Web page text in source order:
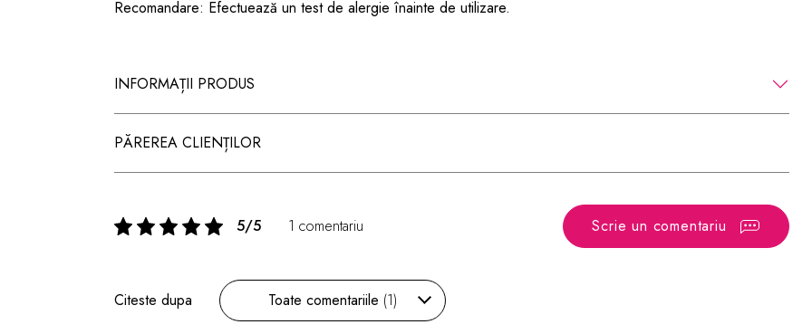
Recomandare: Efectuează un test de alergie înainte de utilizare.
INFORMAȚII PRODUS
PĂREREA CLIENȚILOR
5/5 1 comentariu Scrie un comentariu
Citeste dupa Toate comentariile (1)